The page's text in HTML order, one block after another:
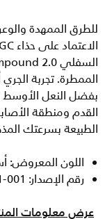
للطرق الممهدة
الممطرة. تجربة
القدم ومنطقة
الطبيعة بسرعتك
اللون المعروض:
رقم الإصدار: HV8121-001
عرض معلومات